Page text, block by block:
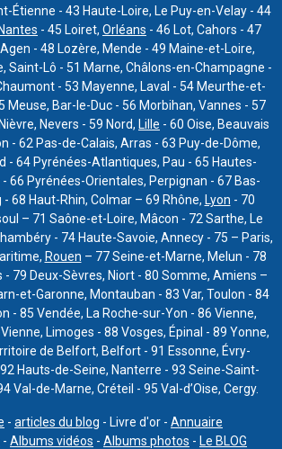
Étienne - 43 Haute-Loire, Le Puy-en-Velay - 44
Nantes - 45 Loiret, Orléans - 46 Lot, Cahors - 47
- 48 Lozère, Mende - 49 Maine-et-Loire,
Saint-Lô - 51 Marne, Châlons-en-Champagne -
- 53 Mayenne, Laval - 54 Meurthe-et-
Meuse, Bar-le-Duc - 56 Morbihan, Vannes - 57
Nevers - 59 Nord, Lille - 60 Oise, Beauvais
- 62 Pas-de-Calais, Arras - 63 Puy-de-Dôme,
- 64 Pyrénées-Atlantiques, Pau - 65 Hautes-
66 Pyrénées-Orientales, Perpignan - 67 Bas-
- 68 Haut-Rhin, Colmar – 69 Rhône, Lyon - 70
– 71 Saône-et-Loire, Mâcon - 72 Sarthe, Le
- 74 Haute-Savoie, Annecy - 75 – Paris,
Rouen – 77 Seine-et-Marne, Melun - 78
- 79 Deux-Sèvres, Niort - 80 Somme, Amiens –
et-Garonne, Montauban - 83 Var, Toulon - 84
- 85 Vendée, La Roche-sur-Yon - 86 Vienne,
Limoges - 88 Vosges, Épinal - 89 Yonne,
de Belfort, Belfort - 91 Essonne, Évry-
Hauts-de-Seine, Nanterre - 93 Seine-Saint-
Val-de-Marne, Créteil - 95 Val-d’Oise, Cergy.
- articles du blog - Livre d'or - Annuaire
- Albums vidéos - Albums photos - Le BLOG